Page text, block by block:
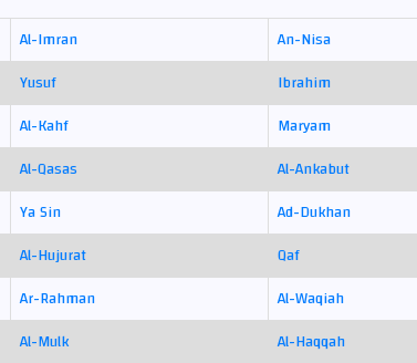
Al-Imran
An-Nisa
Yusuf
Ibrahim
Al-Kahf
Maryam
Al-Qasas
Al-Ankabut
Ya Sin
Ad-Dukhan
Al-Hujurat
Qaf
Ar-Rahman
Al-Waqiah
Al-Mulk
Al-Haqqah